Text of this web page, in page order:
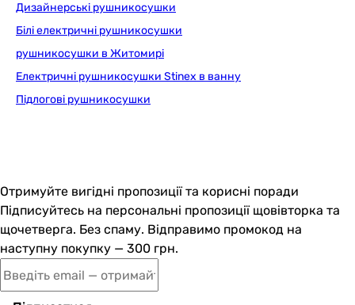
Повідомте нам про це!
Повідомити про помилку
Дизайнерські рушникосушки
Білі електричні рушникосушки
рушникосушки в Житомирі
Електричні рушникосушки Stinex в ванну
Підлогові рушникосушки
Отримуйте вигідні пропозиції та корисні поради
Підписуйтесь на персональні пропозиції щовівторка та
щочетверга. Без спаму. Відправимо промокод на
наступну покупку — 300 грн.